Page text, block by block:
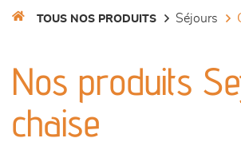
séjours
meubles de complément
TOUS NOS PRODUITS séjours
Nos produits
chaise